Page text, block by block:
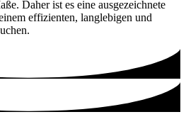
Daher ist es eine ausgezeichnete
effizienten, langlebigen und